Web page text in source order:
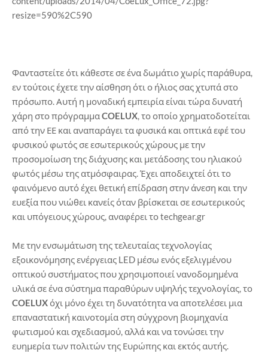
Φανταστείτε ότι κάθεστε σε ένα δωμάτιο χωρίς παράθυρα,
εν τούτοις έχετε την αίσθηση ότι ο ήλιος σας χτυπά στο
πρόσωπο. Αυτή η μοναδική εμπειρία είναι τώρα δυνατή
χάρη στο πρόγραμμαCOELUX, το οποίο χρηματοδοτείται
από την ΕΕ και αναπαράγει τα φυσικά και οπτικά εφέ του
φυσικού φωτός σε εσωτερικούς χώρους με την
προσομοίωση της διάχυσης και μετάδοσης του ηλιακού
φωτός μέσω της ατμόσφαιρας. Έχει αποδειχτεί ότι το
φαινόμενο αυτό έχει θετική επίδραση στην άνεση και την
ευεξία που νιώθει κανείς όταν βρίσκεται σε εσωτερικούς
και υπόγειους χώρους, αναφέρει το techgear.gr
Με την ενσωμάτωση της τελευταίας τεχνολογίας
εξοικονόμησης ενέργειας LED μέσω ενός εξελιγμένου
οπτικού συστήματος που χρησιμοποιεί νανοδομημένα
υλικά σε ένα σύστημα παραθύρων υψηλής τεχνολογίας, το
COELUX όχι μόνο έχει τη δυνατότητα να αποτελέσει μια
επαναστατική καινοτομία στη σύγχρονη βιομηχανία
φωτισμού και σχεδιασμού, αλλά και να τονώσει την
ευημερία των πολιτών της Ευρώπης και εκτός αυτής.